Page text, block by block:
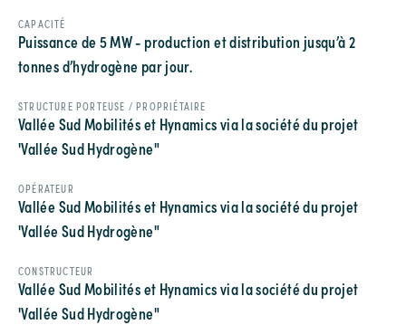
CAPACITÉ
Puissance de 5 MW - production et distribution jusqu’à 2
tonnes d’hydrogène par jour.
STRUCTURE PORTEUSE / PROPRIÉTAIRE
Vallée Sud Mobilités et Hynamics via la société du projet
'Vallée Sud Hydrogène"
OPÉRATEUR
Vallée Sud Mobilités et Hynamics via la société du projet
'Vallée Sud Hydrogène"
CONSTRUCTEUR
Vallée Sud Mobilités et Hynamics via la société du projet
'Vallée Sud Hydrogène"